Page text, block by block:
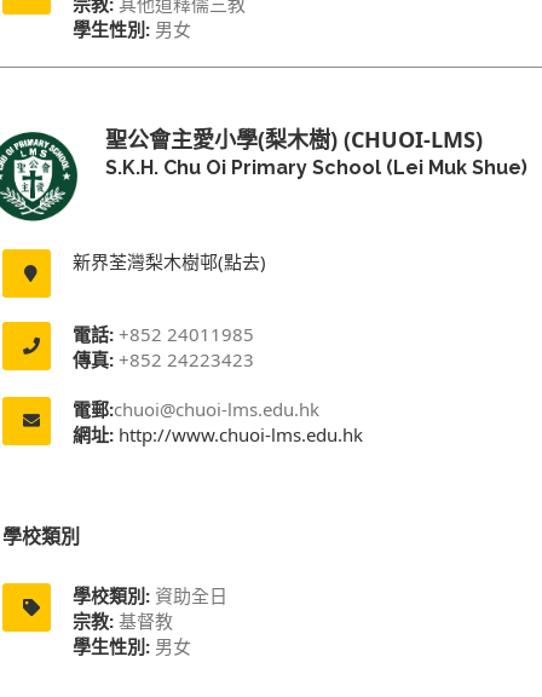
學生性別: 男女
聖公會主愛小學(梨木樹) (CHUOI-LMS)
S.K.H. Chu Oi Primary School (Lei Muk Shue)
新界荃灣梨木樹邨(點去)
電話: +852 24011985
傳真: +852 24223423
電郵:chuoi@chuoi-lms.edu.hk
網址: http://www.chuoi-lms.edu.hk
學校類別
學校類別: 資助全日
宗教: 基督教
學生性別: 男女